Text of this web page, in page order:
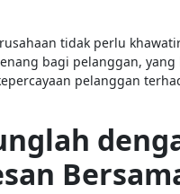
tidak perlu
bagi pelanggan,
pelanggan